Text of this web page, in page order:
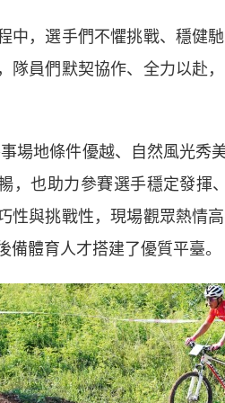
，選手們不懼挑戰、穩健馳
隊員們默契協作、全力以赴
地條件優越、自然風光秀
，也助力參賽選手穩定發揮
性與挑戰性，現場觀眾熱情
備體育人才搭建了優質平臺。